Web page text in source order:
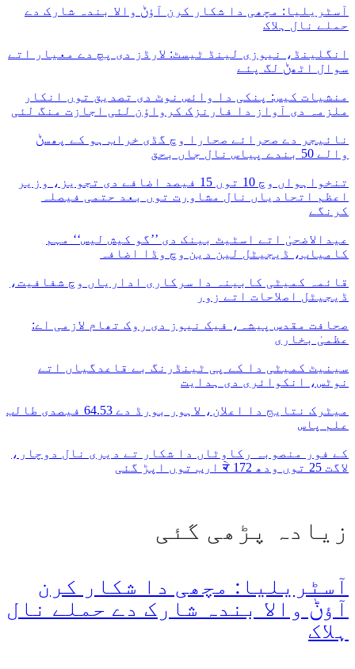
آسٹریلیا: مچھی دا شکار کرن آؤݨ والا بندہ شارک دے
حملے نال ہلاک
انگلینڈ، نیوزی لینڈ ٹیسٹ: لارڈز دی پچ دے معیار اتے
سوال اٹھݨ لگ پئے
منشیات کیس: پنکی دا وائس نوٹ دی تصدیق توں انکار
ملزمہ دی آواز دا فارنزک کرواؤن لئی اجازت منگ لئی
نائیجر دے صحرائے صحارا وچ گڈی خراب ہو کے پھسݨ
والے 50 بندے پیاس نال جاں بحق
تنخواہواں وچ 10 توں 15 فیصد اضافے دی تجویز، وزیر
اعظم اتحادیاں نال مشاورت توں بعد حتمی فیصلہ
کرنگے
عیدالاضحیٰ اتے اسٹیٹ بینک دی ’’گو کیش لیس‘‘ مہم
کامیاب، ڈیجیٹل لین دین وچ وڈا اضافہ
قائمہ کمیٹی کابینہ دا سرکاری اداریاں وچ شفافیت،
ڈیجیٹل اصلاحات اتے زور
صحافت مقدس پیشہ، فیک نیوز دی روک تھام لازمی اے:
عظمیٰ بخاری
سینیٹ کمیٹی دا کے پی ٹینڈرنگ بے قاعدگیاں اتے
نوٹس، انکوائری دی ہدایت
میٹرک نتایج دا اعلان، لاہور بورڈ دے 64.53 فیصدی طالب
علم پاس
کے فور منصوبہ رکاوٹاں دا شکار تے دیری نال دوچار،
لاگت 25 توں ودھ ਕੇ 172 ارب توں اپڑ گئی
زیادہ پڑھی گئی
آسٹریلیا: مچھی دا شکار کرن
آؤݨ والا بندہ شارک دے حملے نال
ہلاک